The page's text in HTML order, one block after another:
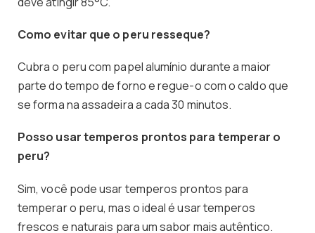
Como evitar que o peru resseque?
Cubra o peru com papel alumínio durante a maior
parte do tempo de forno e regue-o com o caldo que
se forma na assadeira a cada 30 minutos.
Posso usar temperos prontos para temperar o
peru?
Sim, você pode usar temperos prontos para
temperar o peru, mas o ideal é usar temperos
frescos e naturais para um sabor mais autêntico.